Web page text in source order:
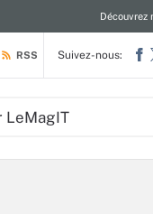
Découvrez
RSS Suivez-nous: